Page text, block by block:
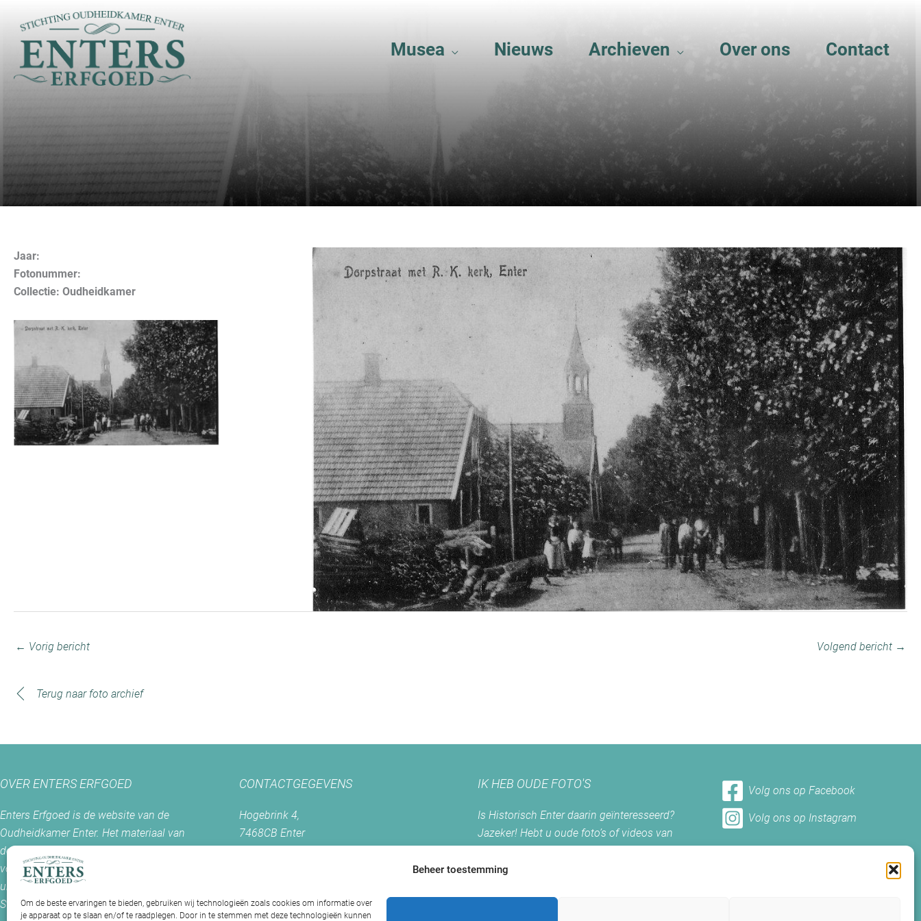
Beheer toestemming
Om de beste ervaringen te bieden, gebruiken wij technologieën zoals cookies om informatie over
je apparaat op te slaan en/of te raadplegen. Door in te stemmen met deze technologieën kunnen
naar
inhoud
Musea Nieuws Archieven Over ons Contact
Jaar:
Fotonummer:
Collectie: Oudheidkamer
← Vorig bericht Volgend bericht →
Terug naar foto archief
OVER ENTERS ERFGOED
Enters Erfgoed is de website van de
Oudheidkamer Enter. Het materiaal van
deze site mag slechts worden gebruikt
voor welke doeleinden dan ook met
uitdrukkelijke toestemming van de
Stichting Oudheidkamer Enter.
CONTACTGEGEVENS
Hogebrink 4,
7468CB Enter
7468 ZH Enter
IK HEB OUDE FOTO'S
Is Historisch Enter daarin geïnteresseerd?
Jazeker! Hebt u oude foto’s of videos van
opnemen.
Volg ons op Facebook
Volg ons op Instagram